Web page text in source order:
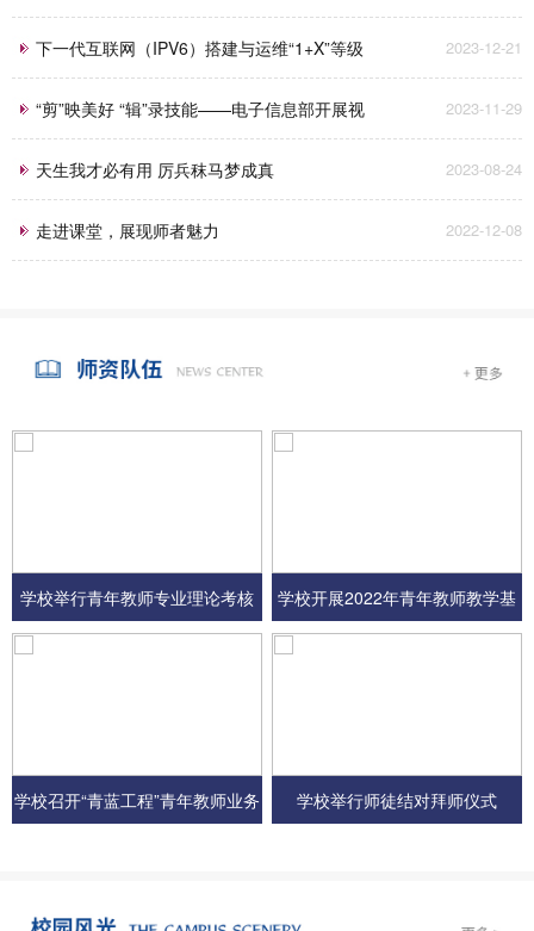
下一代互联网（IPV6）搭建与运维“1+X”等级
认证考试圆满完成！
2023-12-21
“剪”映美好 “辑”录技能——电子信息部开展视
频剪辑专项培训
2023-11-29
天生我才必有用 厉兵秣马梦成真 2023-08-24
走进课堂，展现师者魅力 2022-12-08
学校举行青年教师专业理论考核
学校开展2022年青年教师教学基
学校召开“青蓝工程”青年教师业务
学校举行师徒结对拜师仪式